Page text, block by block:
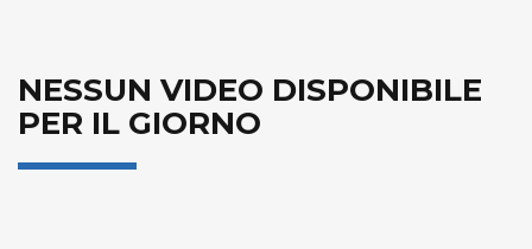
NESSUN VIDEO DISPONIBILE
PER IL GIORNO